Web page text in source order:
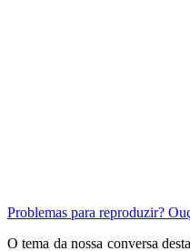
Problemas para reproduzir?
O tema da nossa conversa